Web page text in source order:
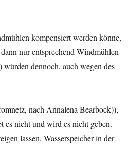
kompensiert werden könne,
nur entsprechend Windmühlen
dennoch, auch wegen des
nach Annalena Bearbock)),
es nicht und wird es nicht geben.
lassen. Wasserspeicher in der